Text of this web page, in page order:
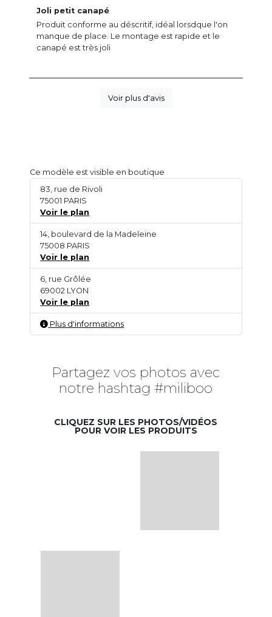
Joli petit canapé
Produit conforme au déscritif, idéal lorsdque l'on
manque de place. Le montage est rapide et le
canapé est très joli
Voir plus d'avis
Ce modèle est visible en boutique
83, rue de Rivoli
75001 PARIS
Voir le plan
14, boulevard de la Madeleine
75008 PARIS
Voir le plan
6, rue Grôlée
69002 LYON
Voir le plan
Plus d'informations
Partagez vos photos avec
notre hashtag #miliboo
CLIQUEZ SUR LES PHOTOS/VIDÉOS
POUR VOIR LES PRODUITS